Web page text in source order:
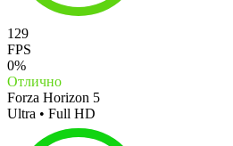
129
FPS
0%
Отлично
Forza Horizon 5
Ultra • Full HD